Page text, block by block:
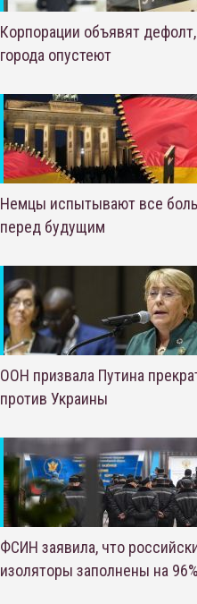
Корпорации объявят
города опустеют
Немцы испытывают все
перед будущим
ООН призвала Путина
против Украины
ФСИН заявила, что
изоляторы заполнены на 96%